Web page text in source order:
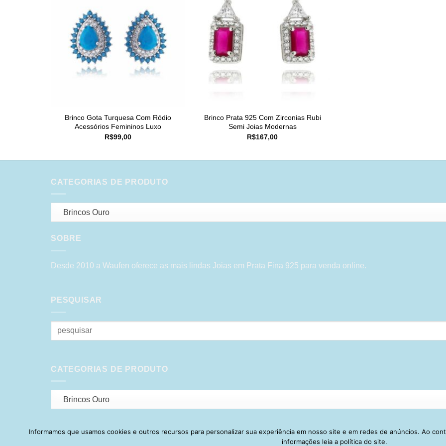
Brinco Gota Turquesa Com Ródio
Acessórios Femininos Luxo
R$99,00
Brinco Prata 925 Com Zirconias Rubi
Semi Joias Modernas
R$167,00
CATEGORIAS DE PRODUTO
Brincos Ouro
SOBRE
Desde 2010 a Waufen oferece as mais lindas Joias em Prata Fina 925 para venda online.
PESQUISAR
Pesquisar
CATEGORIAS DE PRODUTO
Brincos Ouro
Visa PayPal Stripe MasterCardCash
Informamos que usamos cookies e outros recursos para personalizar sua experiência em nosso site e em redes de anúncios. Ao
informações leia a política do site.